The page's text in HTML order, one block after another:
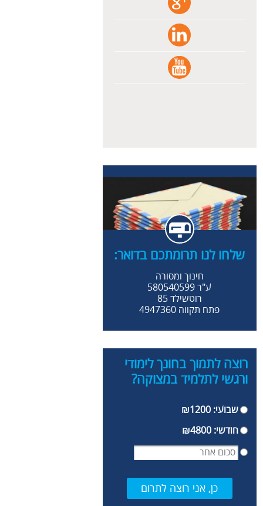
שלחו לנו תרומתכם בדואר:
חינוך ומסורה
ע"ר 580540599
רוטשילד 85
פתח תקווה 4947360
רוצה לתמוך בחונך לימודי
ורגשי לתלמיד במצוקה?
שבועי: ₪1200
חודשי: ₪4800
כן, אני רוצה לתרום